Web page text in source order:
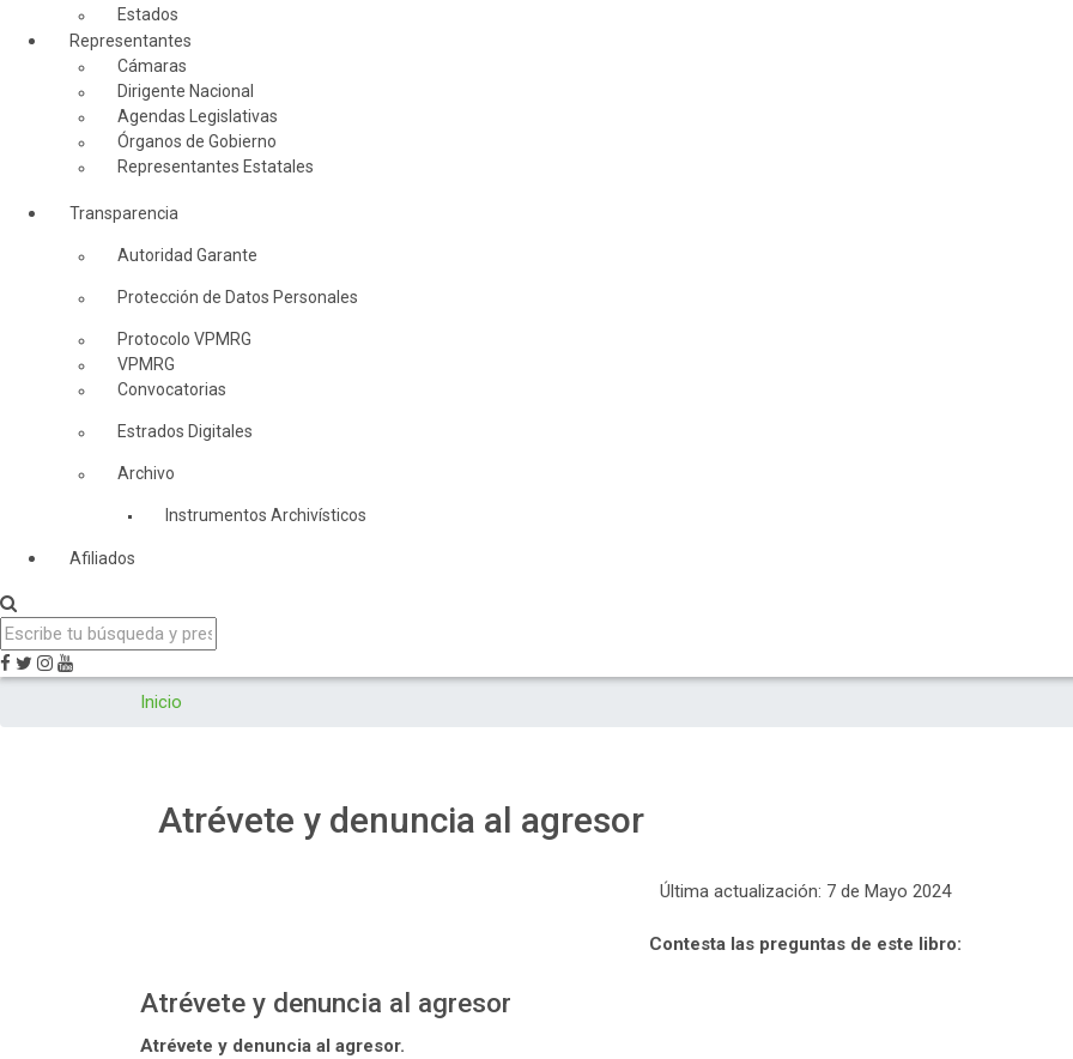
Estados
Representantes
Cámaras
Dirigente Nacional
Agendas Legislativas
Órganos de Gobierno
Representantes Estatales
Transparencia
Autoridad Garante
Protección de Datos Personales
Protocolo VPMRG
VPMRG
Convocatorias
Estrados Digitales
Archivo
Instrumentos Archivísticos
Afiliados
Inicio
Atrévete y denuncia al agresor
Última actualización: 7 de Mayo 2024
Contesta las preguntas de este libro:
Atrévete y denuncia al agresor
Atrévete y denuncia al agresor.